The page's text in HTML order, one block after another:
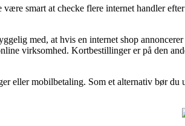
smart at checke flere internet handler
med, at hvis en internet shop
virksomhed. Kortbestillinger er på den
eller mobilbetaling. Som et alternativ bør